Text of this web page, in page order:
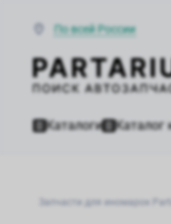
По всей России
Каталоги Каталог
Запчасти для иномарок